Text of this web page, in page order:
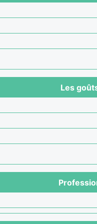
Les